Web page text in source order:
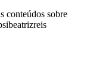
conteúdos sobre